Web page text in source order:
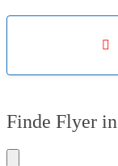
Finde Flyer